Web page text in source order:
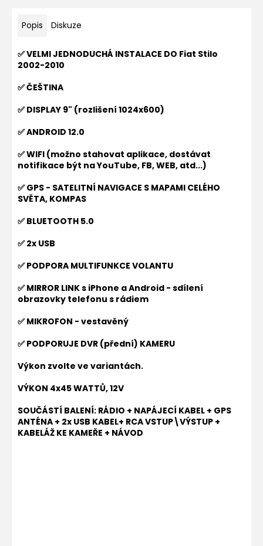
Popis Diskuze
✅ VELMI JEDNODUCHÁ INSTALACE DO Fiat Stilo
2002-2010
✅ ČEŠTINA
✅ DISPLAY 9" (rozlišení 1024x600)
✅ ANDROID 12.0
✅ WIFI (možno stahovat aplikace, dostávat
notifikace být na YouTube, FB, WEB, atd...)
✅ GPS - SATELITNÍ NAVIGACE S MAPAMI CELÉHO
SVĚTA, KOMPAS
✅ BLUETOOTH 5.0
✅ 2x USB
✅ PODPORA MULTIFUNKCE VOLANTU
✅ MIRROR LINK s iPhone a Android - sdílení
obrazovky telefonu s rádiem
✅ MIKROFON - vestavěný
✅ PODPORUJE DVR (přední) KAMERU
Výkon zvolte ve variantách.
VÝKON 4x45 WATTŮ, 12V
SOUČÁSTÍ BALENÍ: RÁDIO + NAPÁJECÍ KABEL + GPS
ANTÉNA + 2x USB KABEL+ RCA VSTUP\VÝSTUP +
KABELÁŽ KE KAMEŘE + NÁVOD